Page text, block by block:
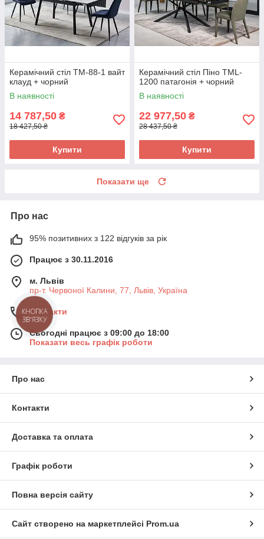
Керамічний стіл TM-88-1 вайт
клауд + чорний
В наявності
14 787,50 ₴
18 427,50 ₴
Купити
Керамічний стіл Піно TML-
1200 патагонія + чорний
В наявності
22 977,50 ₴
28 437,50 ₴
Купити
Показати ще
Про нас
95% позитивних з 122 відгуків за рік
Працює з 30.11.2016
м. Львів
пр-т. Червоної Калини, 77, Львів, Україна
Контакти
Сьогодні працює з 09:00 до 18:00
Показати весь графік роботи
Про нас
Контакти
Доставка та оплата
Графік роботи
Повна версія сайту
Сайт створено на маркетплейсі Prom.ua
КНОПКА
ЗВ'ЯЗКУ